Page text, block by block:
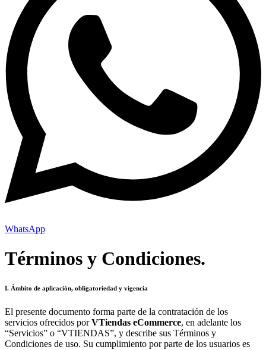
WhatsApp
Términos y Condiciones.
I. Ámbito de aplicación, obligatoriedad y vigencia
El presente documento forma parte de la contratación de los
servicios ofrecidos porVTiendas eCommerce, en adelante los
“Servicios” o “VTIENDAS”, y describe sus Términos y
Condiciones de uso. Su cumplimiento por parte de los usuarios es